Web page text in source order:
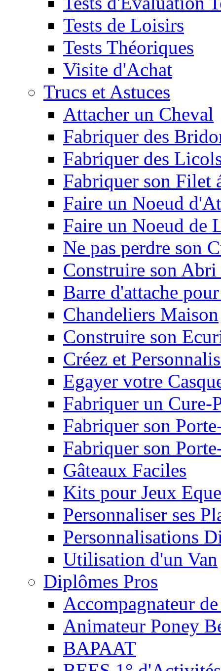
Tests de Loisirs
Tests Théoriques
Visite d'Achat
Trucs et Astuces
Attacher un Cheval
Fabriquer des
Fabriquer des
Fabriquer son Filet
Faire un Noeud
Faire un Noeud de
Ne pas perdre son
Construire son
Barre d'attache
Chandeliers Maison
Construire son
Créez et
Egayer votre
Fabriquer un Cure-
Fabriquer son
Fabriquer son
Gâteaux Faciles
Kits pour Jeux
Personnaliser ses
Personnalisations
Utilisation d'un Van
Diplômes Pros
Accompagnateur
Animateur Poney
BAPAAT